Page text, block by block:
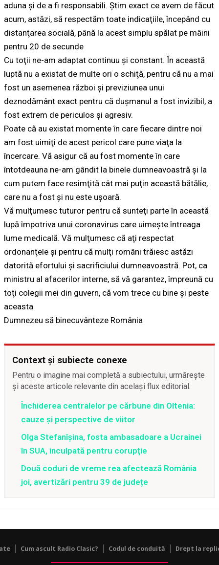
aduna şi de a fi responsabili. Ştim exact ce avem de făcut
acum, astăzi, să respectăm toate indicaţiile, începând cu
distanţarea socială, până la acest simplu spălat pe mâini
pentru 20 de secunde
Cu toţii ne-am adaptat continuu şi constant. În această
luptă nu a existat de multe ori o schiţă, pentru că nu a mai
fost un asemenea război şi previziunea unui
deznodământ exact pentru că duşmanul a fost invizibil, a
fost extrem de periculos şi agresiv.
Poate că au existat momente în care fiecare dintre noi
am fost uimiţi de acest pericol care pune viaţa la
încercare. Vă asigur că au fost momente în care
întotdeauna ne-am gândit la binele dumneavoastră şi la
cum putem face resimţită cât mai puţin această bătălie,
care nu a fost şi nu este uşoară.
Vă mulţumesc tuturor pentru că sunteţi parte în această
lupă împotriva unui coronavirus care uimeşte întreaga
lume medicală. Vă mulţumesc că aţi respectat
ordonanţele şi pentru că mulţi români trăiesc astăzi
datorită efortului şi sacrificiului dumneavoastră. Pot, ca
ministru al afacerilor interne, să vă garantez, împreună cu
toţi colegii mei din guvern, că vom trece cu bine şi peste
aceasta
Dumnezeu să binecuvânteze România
Context și subiecte conexe
Pentru o imagine mai completă a subiectului, urmărește
și aceste articole relevante din același flux editorial.
Închiderea centralelor pe cărbune din Oltenia:
cauze și perspective de viitor
Olga Stefanîşina, fosta ambasadoare a Ucrainei
în SUA, inculpată pentru corupţie
Două coduri de vreme rea afectează România
joi, avertizări pentru 39 de județe
Cum ascult Radio Clasic? Codul de conduită Drept la